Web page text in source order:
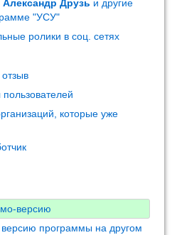
,Александр Друзь и другие
"УСУ"
ролики в соц. сетях
которые уже
версию
программы на другом